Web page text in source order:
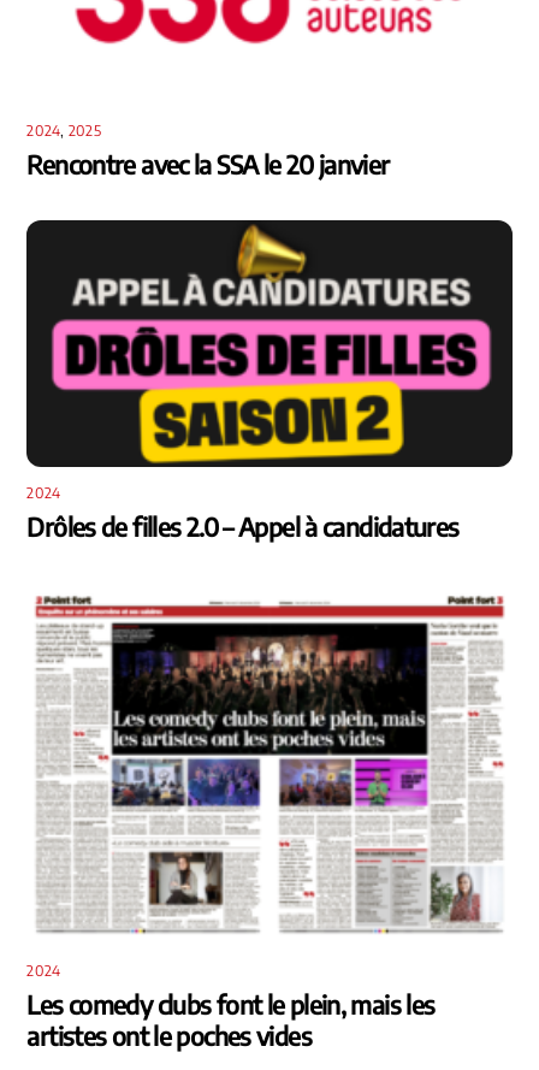
2024, 2025
Rencontre avec la SSA le 20 janvier
2024
Drôles de filles 2.0 – Appel à candidatures
2024
Les comedy clubs font le plein, mais les
artistes ont le poches vides